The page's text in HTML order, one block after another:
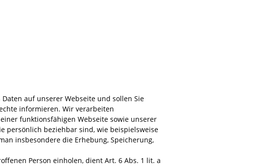
auf unserer Webseite und sollen Sie
informieren. Wir verarbeiten
funktionsfähigen Webseite sowie unserer
persönlich beziehbar sind, wie beispielsweise
insbesondere die Erhebung, Speicherung,
Person einholen, dient Art. 6 Abs. 1 lit. a